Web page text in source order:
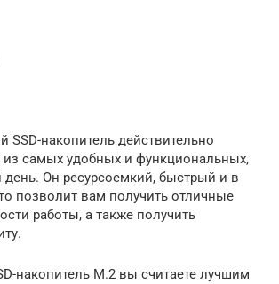
SSD-накопитель действительно
из самых удобных и функциональных,
день. Он ресурсоемкий, быстрый и в
позволит вам получить отличные
работы, а также получить
накопитель M.2 вы считаете лучшим